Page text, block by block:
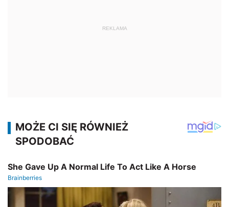
REKLAMA